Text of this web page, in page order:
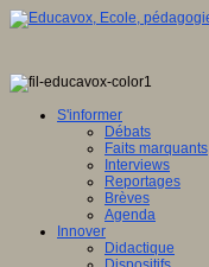
S'informer
Débats
Faits marquants
Interviews
Reportages
Brèves
Agenda
Innover
Didactique